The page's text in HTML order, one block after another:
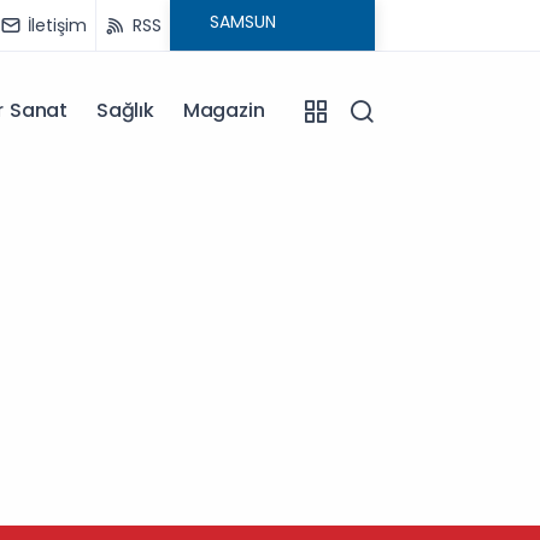
İletişim RSS
Sanat Sağlık Magazin